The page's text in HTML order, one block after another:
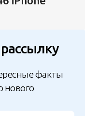
факты
нового